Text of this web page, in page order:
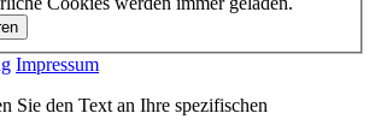
Impressum
Sie den Text an Ihre spezifischen